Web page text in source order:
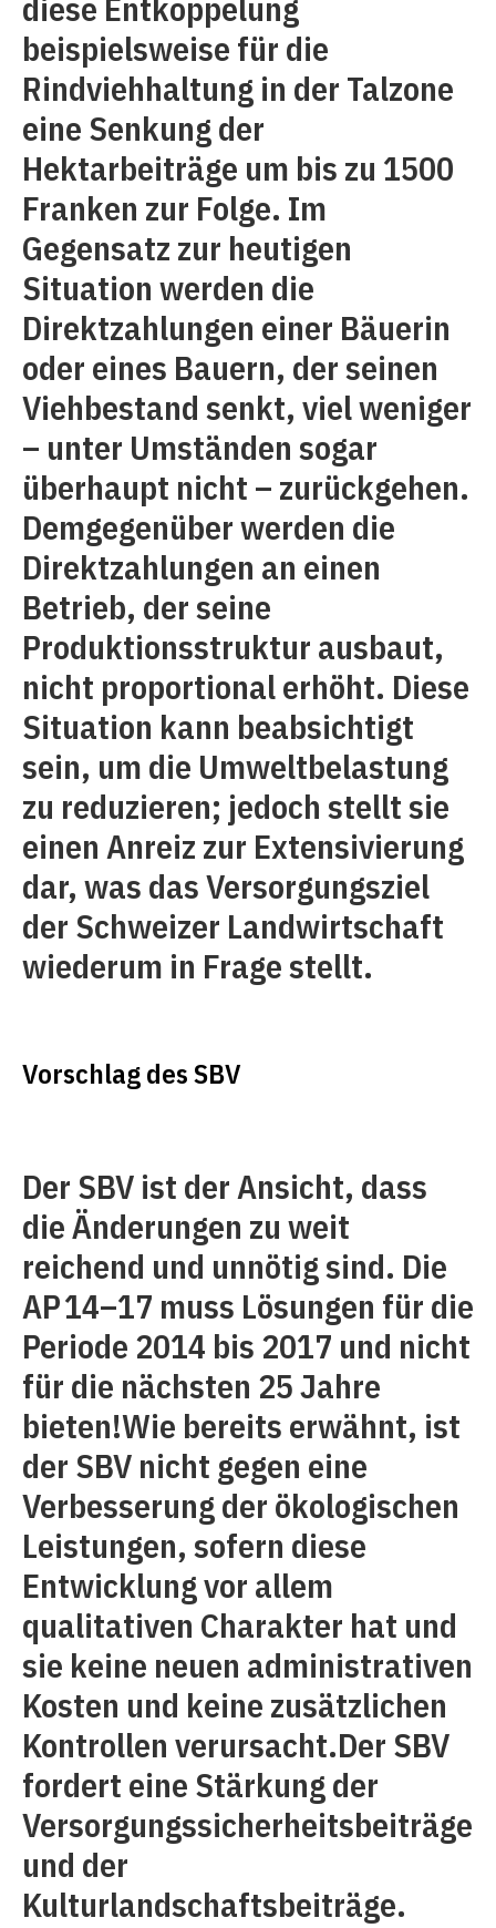
beispielsweise für die
Rindviehhaltung in der Talzone
eine Senkung der
Hektarbeiträge um bis zu 1500
Franken zur Folge. Im
Gegensatz zur heutigen
Situation werden die
Direktzahlungen einer Bäuerin
oder eines Bauern, der seinen
Viehbestand senkt, viel weniger
– unter Umständen sogar
überhaupt nicht – zurückgehen.
Demgegenüber werden die
Direktzahlungen an einen
Betrieb, der seine
Produktionsstruktur ausbaut,
nicht proportional erhöht. Diese
Situation kann beabsichtigt
sein, um die Umweltbelastung
zu reduzieren; jedoch stellt sie
einen Anreiz zur Extensivierung
dar, was das Versorgungsziel
der Schweizer Landwirtschaft
wiederum in Frage stellt.
Vorschlag des SBV
Der SBV ist der Ansicht, dass
die Änderungen zu weit
reichend und unnötig sind. Die
AP 14–17 muss Lösungen für die
Periode 2014 bis 2017 und nicht
für die nächsten 25 Jahre
bieten!Wie bereits erwähnt, ist
der SBV nicht gegen eine
Verbesserung der ökologischen
Leistungen, sofern diese
Entwicklung vor allem
qualitativen Charakter hat und
sie keine neuen administrativen
Kosten und keine zusätzlichen
Kontrollen verursacht.Der SBV
fordert eine Stärkung der
Versorgungssicherheitsbeiträge
und der
Kulturlandschaftsbeiträge.